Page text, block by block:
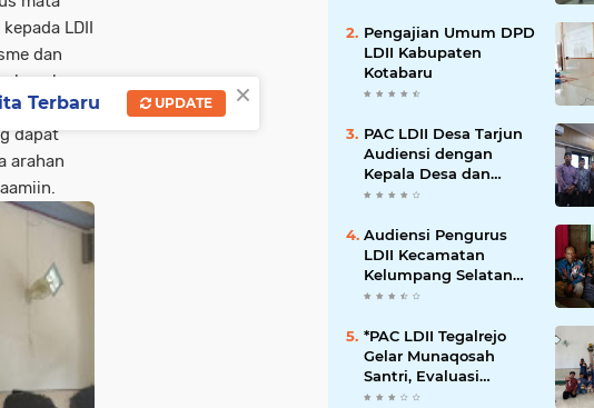
LDII
dan
bapak
dapat
arahan
Pengajian Umum DPD
LDII Kabupaten
Kotabaru
PAC LDII Desa Tarjun
Audiensi dengan
Kepala Desa dan
Babinsa
Audiensi Pengurus
LDII Kecamatan
Kelumpang Selatan
Dengan K.U.A.
*PAC LDII Tegalrejo
Gelar Munaqosah
Santri, Evaluasi
Pembelajaran Akhlak
×
Terbaru UPDATE